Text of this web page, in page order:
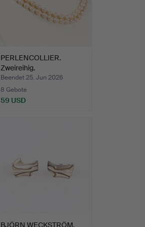
PERLENCOLLIER.
Zweireihig.
Beendet 25. Jun 2026
8 Gebote
59 USD
BJÖRN WECKSTRÖM.